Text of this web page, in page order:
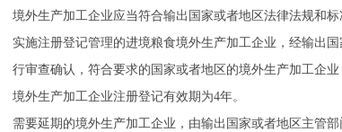
境外生产加工企业应当符合输出国家或者地区法律法规和
实施注册登记管理的进境粮食境外生产加工企业，经输出
行审查确认，符合要求的国家或者地区的境外生产加工企业
境外生产加工企业注册登记有效期为4年。
需要延期的境外生产加工企业，由输出国家或者地区主管